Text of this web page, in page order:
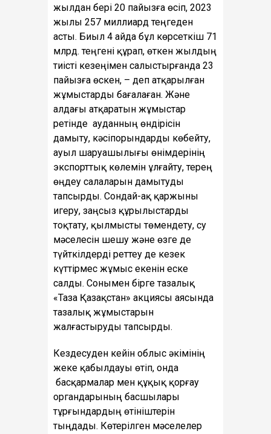
жылдан бері 20 пайызға өсіп, 2023
жылы 257 миллиард теңгеден
асты. Биыл 4 айда бұл көрсеткіш 71
млрд. теңгені құрап, өткен жылдың
тиісті кезеңімен салыстырғанда 23
пайызға өскен, – деп атқарылған
жұмыстарды бағалаған. Және
алдағы атқаратын жұмыстар
ретінде ауданның өндірісін
дамыту, кәсіпорындарды көбейту,
ауыл шаруашылығы өнімдерінің
экспорттық көлемін ұлғайту, терең
өңдеу салаларын дамытуды
тапсырды. Сондай-ақ қаржыны
игеру, заңсыз құрылыстарды
тоқтату, қылмысты төмендету, су
мәселесін шешу және өзге де
түйткілдерді реттеу де кезек
күттірмес жұмыс екенін еске
салды. Сонымен бірге тазалық
«Таза Қазақстан» акциясы аясында
тазалық жұмыстарын
жалғастыруды тапсырды.
Кездесуден кейін облыс әкімінің
жеке қабылдауы өтіп, онда
басқармалар мен құқық қорғау
органдарының басшылары
тұрғындардың өтініштерін
тыңдады. Көтерілген мәселелер